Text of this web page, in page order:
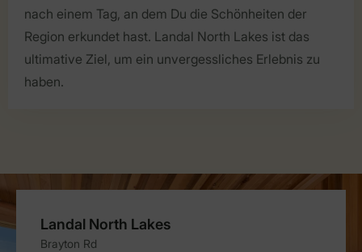
nach einem Tag, an dem Du die Schönheiten der
Region erkundet hast. Landal North Lakes ist das
ultimative Ziel, um ein unvergessliches Erlebnis zu
haben.